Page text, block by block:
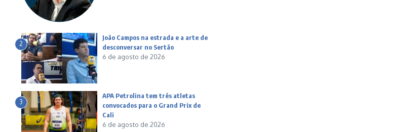
2
João Campos na estrada e a arte de
desconversar no Sertão
6 de agosto de 2026
3
APA Petrolina tem três atletas
convocados para o Grand Prix de
Cali
6 de agosto de 2026